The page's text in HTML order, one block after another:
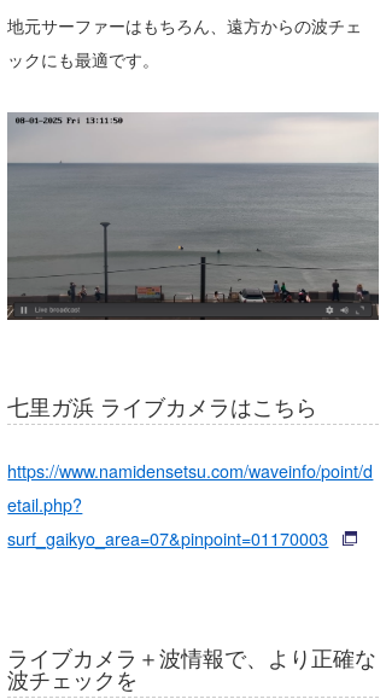
地元サーファーはもちろん、遠方からの波チェ
ックにも最適です。
七里ガ浜 ライブカメラはこちら
https://www.namidensetsu.com/waveinfo/point/d
etail.php?
surf_gaikyo_area=07&pinpoint=01170003
ライブカメラ＋波情報で、より正確な
波チェックを
Core Surf Japan
Naoya Kimoto
mitsuteru Kamio
Yasunari Inoue
arukasvision
DELTA FORCE SURF
熊谷素子
メディア
SURFMEDIA
Colors MAGAZINE
波伝説アンバサダー/プロライダー
福島寿実子
嵯峨明日香
進士剛光
植村未来
NOBUFUKU
大野”MAR”修聖
波伝説スタッフ
+☆maki☆+
Aichan
ECE
H
KY